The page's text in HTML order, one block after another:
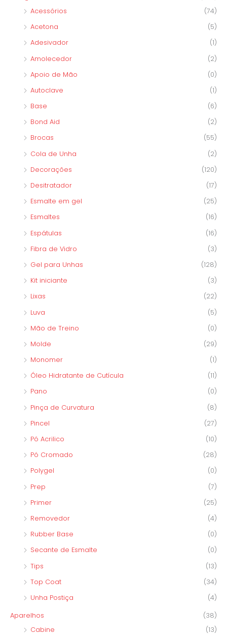
Acessórios
(74)
Acetona
(5)
Adesivador
(1)
Amolecedor
(2)
Apoio de Mão
(0)
Autoclave
(1)
Base
(6)
Bond Aid
(2)
Brocas
(55)
Cola de Unha
(2)
Decorações
(120)
Desitratador
(17)
Esmalte em gel
(25)
Esmaltes
(16)
Espátulas
(16)
Fibra de Vidro
(3)
Gel para Unhas
(128)
Kit iniciante
(3)
Lixas
(22)
Luva
(5)
Mão de Treino
(0)
Molde
(29)
Monomer
(1)
Óleo Hidratante de Cutícula
(11)
Pano
(0)
Pinça de Curvatura
(8)
Pincel
(27)
Pó Acrilico
(10)
Pó Cromado
(28)
Polygel
(0)
Prep
(7)
Primer
(25)
Removedor
(4)
Rubber Base
(0)
Secante de Esmalte
(0)
Tips
(13)
Top Coat
(34)
Unha Postiça
(4)
Aparelhos
(38)
Cabine
(13)